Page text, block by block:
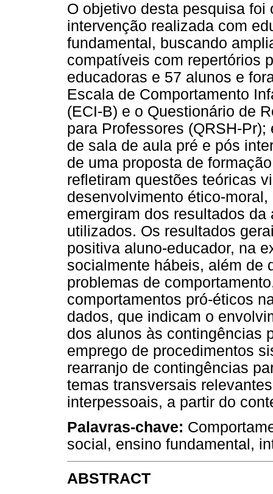
O objetivo desta pesquisa
intervenção realizada com
fundamental, buscando
compatíveis com repertórios
educadoras e 57 alunos e
Escala de Comportamento
(ECI-B) e o Questionário de
para Professores (QRSH-
de sala de aula pré e pós
de uma proposta de
refletiram questões teóricas
desenvolvimento ético-
emergiram dos resultados
utilizados. Os resultados
positiva aluno-educador, na
socialmente hábeis, além de
problemas de
comportamentos pró-éticos
dados, que indicam o
dos alunos às contingências
emprego de procedimentos
rearranjo de contingências
temas transversais
interpessoais, a partir do
Palavras-chave:
social, ensino fundamental,
ABSTRACT